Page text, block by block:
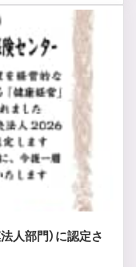
人部門）に認定さ